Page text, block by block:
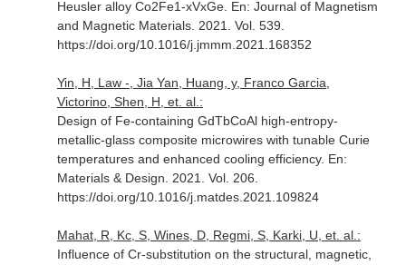
Heusler alloy Co2Fe1-xVxGe. En: Journal of Magnetism
and Magnetic Materials. 2021. Vol. 539.
https://doi.org/10.1016/j.jmmm.2021.168352
Yin, H, Law -, Jia Yan, Huang, y, Franco Garcia,
Victorino, Shen, H, et. al.:
Design of Fe-containing GdTbCoAl high-entropy-
metallic-glass composite microwires with tunable Curie
temperatures and enhanced cooling efficiency. En:
Materials & Design . 2021. Vol. 206.
https://doi.org/10.1016/j.matdes.2021.109824
Mahat, R, Kc, S, Wines, D, Regmi, S, Karki, U, et. al.:
Influence of Cr-substitution on the structural, magnetic,